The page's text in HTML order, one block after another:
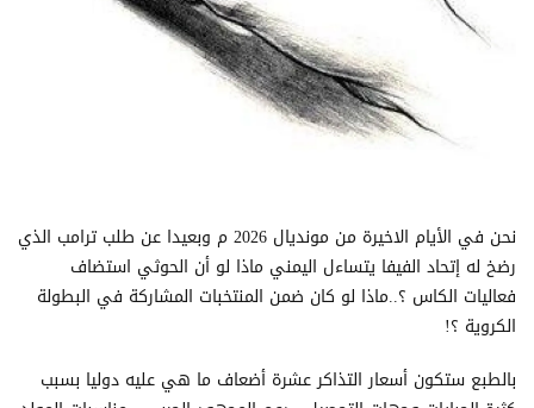
نحن في الأيام الاخيرة من مونديال 2026 م وبعيدا عن طلب ترامب الذي
رضخ له إتحاد الفيفا يتساءل اليمني ماذا لو أن الحوثي استضاف
فعاليات الكاس ؟..ماذا لو كان ضمن المنتخبات المشاركة في البطولة
الكروية ؟!
بالطبع ستكون أسعار التذاكر عشرة أضعاف ما هي عليه دوليا بسبب